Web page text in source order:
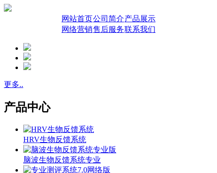
网站首页公司简介产品展示
网络营销售后服务联系我们
更多..
产品中心
HRV生物反馈系统
脑波生物反馈系统专业